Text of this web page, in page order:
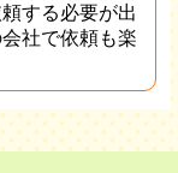
する必要が出
社で依頼も楽